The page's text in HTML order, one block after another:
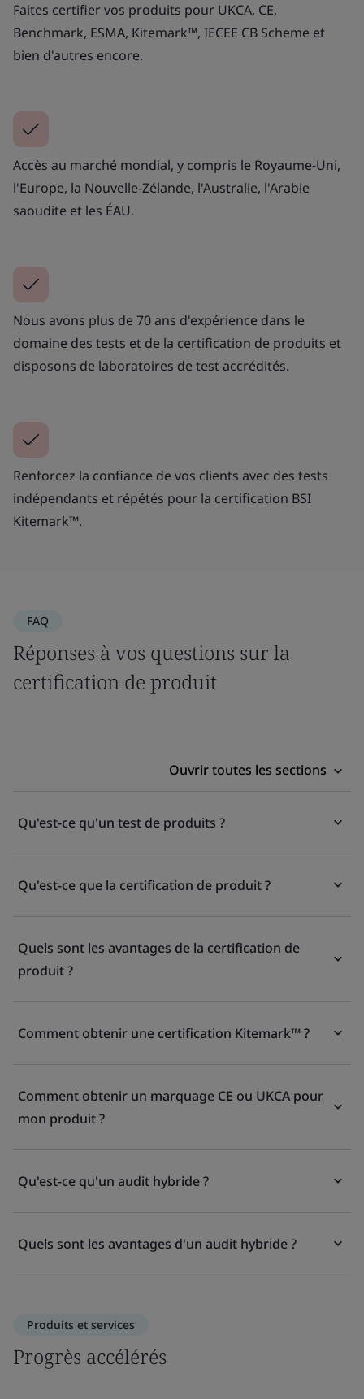
Faites certifier vos produits pour UKCA, CE,
Benchmark, ESMA, Kitemark™, IECEE CB Scheme et
bien d'autres encore.
Accès au marché mondial, y compris le Royaume-Uni,
l'Europe, la Nouvelle-Zélande, l'Australie, l'Arabie
saoudite et les ÉAU.
Nous avons plus de 70 ans d'expérience dans le
domaine des tests et de la certification de produits et
disposons de laboratoires de test accrédités.
Renforcez la confiance de vos clients avec des tests
indépendants et répétés pour la certification BSI
Kitemark™.
FAQ
Réponses à vos questions sur la
certification de produit
Ouvrir toutes les sections
Qu'est-ce qu'un test de produits ?
Qu'est-ce que la certification de produit ?
Quels sont les avantages de la certification de
produit ?
Comment obtenir une certification Kitemark™ ?
Comment obtenir un marquage CE ou UKCA pour
mon produit ?
Qu'est-ce qu'un audit hybride ?
Quels sont les avantages d'un audit hybride ?
Produits et services
Progrès accélérés